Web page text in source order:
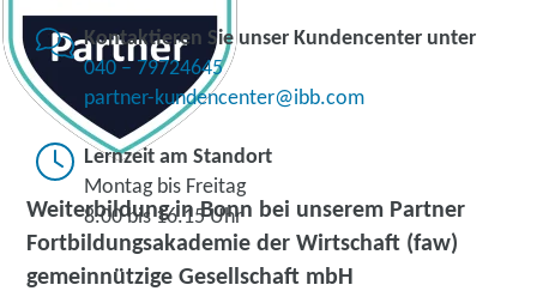
Weiterbildung in Bonn bei unserem Partner
Fortbildungsakademie der Wirtschaft (faw)
gemeinnützige Gesellschaft mbH
Kontaktieren Sie unser Kundencenter unter
040 – 79724645
partner-kundencenter@ibb.com
Lernzeit am Standort
Montag bis Freitag
8.00 bis 16.15 Uhr